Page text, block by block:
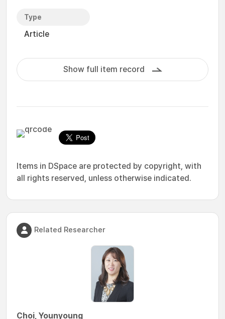
Type
Article
Show full item record
Items in DSpace are protected by copyright, with
all rights reserved, unless otherwise indicated.
Related Researcher
Choi, Younyoung